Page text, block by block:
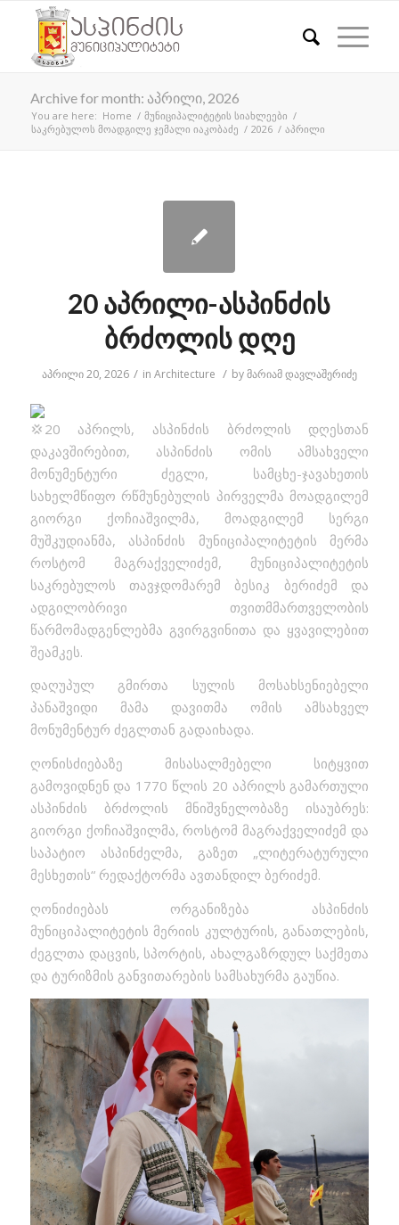
Archive for month: აპრილი, 2026
You are here: Home / მუნიციპალიტეტის სიახლეები /
საკრებულოს მოადგილე ჯემალი იაკობაძე / 2026 / აპრილი
20 აპრილი-ასპინძის
ბრძოლის დღე
აპრილი 20, 2026 / in Architecture / byმარიამ დავლაშერიძე
20 აპრილს, ასპინძის ბრძოლის დღესთან
დაკავშირებით, ასპინძის ომის ამსახველი
მონუმენტური ძეგლი, სამცხე-ჯავახეთის
სახელმწიფო რწმუნებულის პირველმა მოადგილემ
გიორგი ქოჩიაშვილმა, მოადგილემ სერგი
მუშკუდიანმა, ასპინძის მუნიციპალიტეტის მერმა
როსტომ მაგრაქველიძემ, მუნიციპალიტეტის
საკრებულოს თავჯდომარემ ბესიკ ბერიძემ და
ადგილობრივი თვითმმართველობის
წარმომადგენლებმა გვირგვინითა და ყვავილებით
შეამკეს.
დაღუპულ გმირთა სულის მოსახსენიებელი
პანაშვიდი მამა დავითმა ომის ამსახველ
მონუმენტურ ძეგლთან გადაიხადა.
ღონისძიებაზე მისასალმებელი სიტყვით
გამოვიდნენ და 1770 წლის 20 აპრილს გამართული
ასპინძის ბრძოლის მნიშვნელობაზე ისაუბრეს:
გიორგი ქოჩიაშვილმა, როსტომ მაგრაქველიძემ და
საპატიო ასპინძელმა, გაზეთ „ლიტერატურული
მესხეთის“ რედაქტორმა ავთანდილ ბერიძემ.
ღონიძიებას ორგანიზება ასპინძის
მუნიციპალიტეტის მერიის კულტურის, განათლების,
ძეგლთა დაცვის, სპორტის, ახალგაზრდულ საქმეთა
და ტურიზმის განვითარების სამსახურმა გაუწია.